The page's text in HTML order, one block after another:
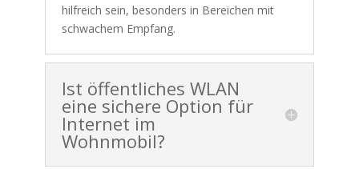
hilfreich sein, besonders in Bereichen mit
schwachem Empfang.
Ist öffentliches WLAN
eine sichere Option für
Internet im
Wohnmobil?